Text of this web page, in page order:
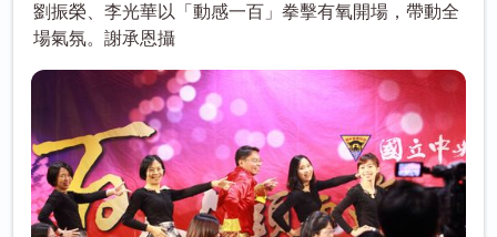
劉振榮、李光華以「動感一百」拳擊有氧開場，帶動全
場氣氛。謝承恩攝